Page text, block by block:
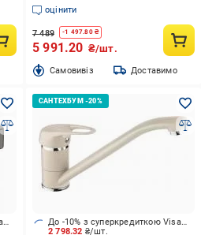
оцінити
7 489 -1 497.80₴
5 991.20 ₴/шт.
Cамовивіз Доставимо
До -10% з суперкредиткою Visa Вигода
2 798.32 ₴/шт.
До -10% з суперкредиткою Visa Вигода